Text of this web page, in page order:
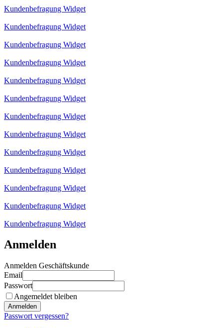
Kundenbefragung Widget
Kundenbefragung Widget
Kundenbefragung Widget
Kundenbefragung Widget
Kundenbefragung Widget
Kundenbefragung Widget
Kundenbefragung Widget
Kundenbefragung Widget
Kundenbefragung Widget
Kundenbefragung Widget
Kundenbefragung Widget
Kundenbefragung Widget
Kundenbefragung Widget
Anmelden
Anmelden Geschäftskunde
Email
Passwort
Angemeldet bleiben
Anmelden
Passwort vergessen?